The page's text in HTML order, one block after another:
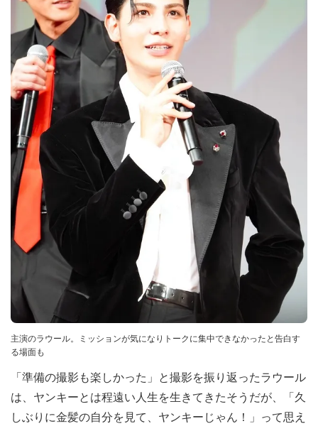
主演のラウール。ミッションが気になりトークに集中できなかったと告白す
る場面も
「準備の撮影も楽しかった」と撮影を振り返ったラウール
は、ヤンキーとは程遠い人生を生きてきたそうだが、「久
しぶりに金髪の自分を見て、ヤンキーじゃん！」って思え